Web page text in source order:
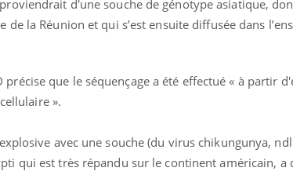
d'une souche de génotype asiatique,
la Réunion et qui s’est ensuite diffusée dans
précise que le séquençage a été effectué « à partir
».
avec une souche (du virus chikungunya,
qui est très répandu sur le continent américain, a